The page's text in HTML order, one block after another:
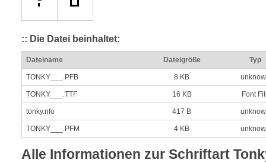
:: Die Datei beinhaltet:
Dateiname Dateigröße Typ
TONKY___.PFB 8 KB
TONKY___.TTF 16 KB Font
tonky.nfo 417 B
TONKY___.PFM 4 KB
Alle Informationen zur Schriftart